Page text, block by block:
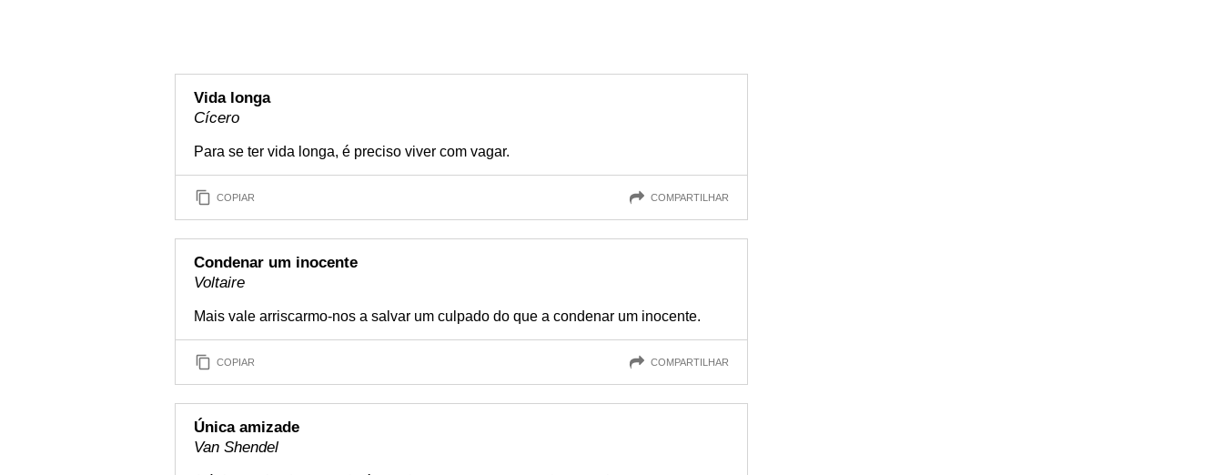
Vida longa
Cícero
Para se ter vida longa, é preciso viver com vagar.
COPIAR COMPARTILHAR
Condenar um inocente
Voltaire
Mais vale arriscarmo-nos a salvar um culpado do que a condenar um inocente.
COPIAR COMPARTILHAR
Única amizade
Van Shendel